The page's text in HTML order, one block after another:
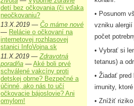
• Posunom
vzniku
počet
• Vybrať si
tetanus) a
• Žiadať
imunity,
• Znížiť
detí bez očkovania (či vďaka
neočkovaniu?
13.X.2019 — Čo máme nové
— Relácie o očkovaní na
internetovej rozhlasovej
stanici InfoVojna.sk
11.X.2019 —Zdravotná
poradňa — Aké boli prvé
schválené vakcíny proti
detskej obrne? Bezpečné a
účinné, ako nás to učí
očkovacie bájoslovie? Ani
omylom!